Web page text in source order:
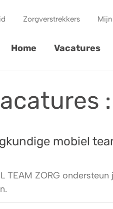
Zorgverstrekkers
Home Vacatures
mobiel
TEAM ZORG